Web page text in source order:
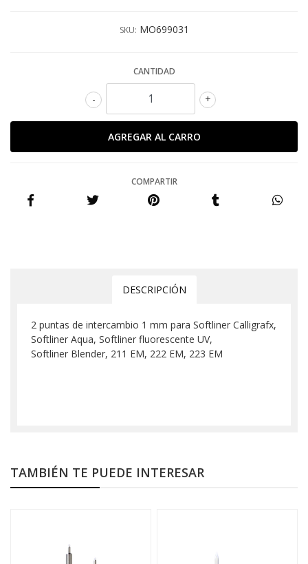
SKU: MO699031
CANTIDAD
+
-
COMPARTIR
DESCRIPCIÓN
2 puntas de intercambio 1 mm para Softliner Calligrafx,
Softliner Aqua, Softliner fluorescente UV,
Softliner Blender, 211 EM, 222 EM, 223 EM
TAMBIÉN TE PUEDE INTERESAR